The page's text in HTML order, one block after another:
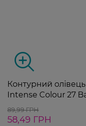
Контурний
Intense Colour 27
89,99 ГРН
58,49 ГРН